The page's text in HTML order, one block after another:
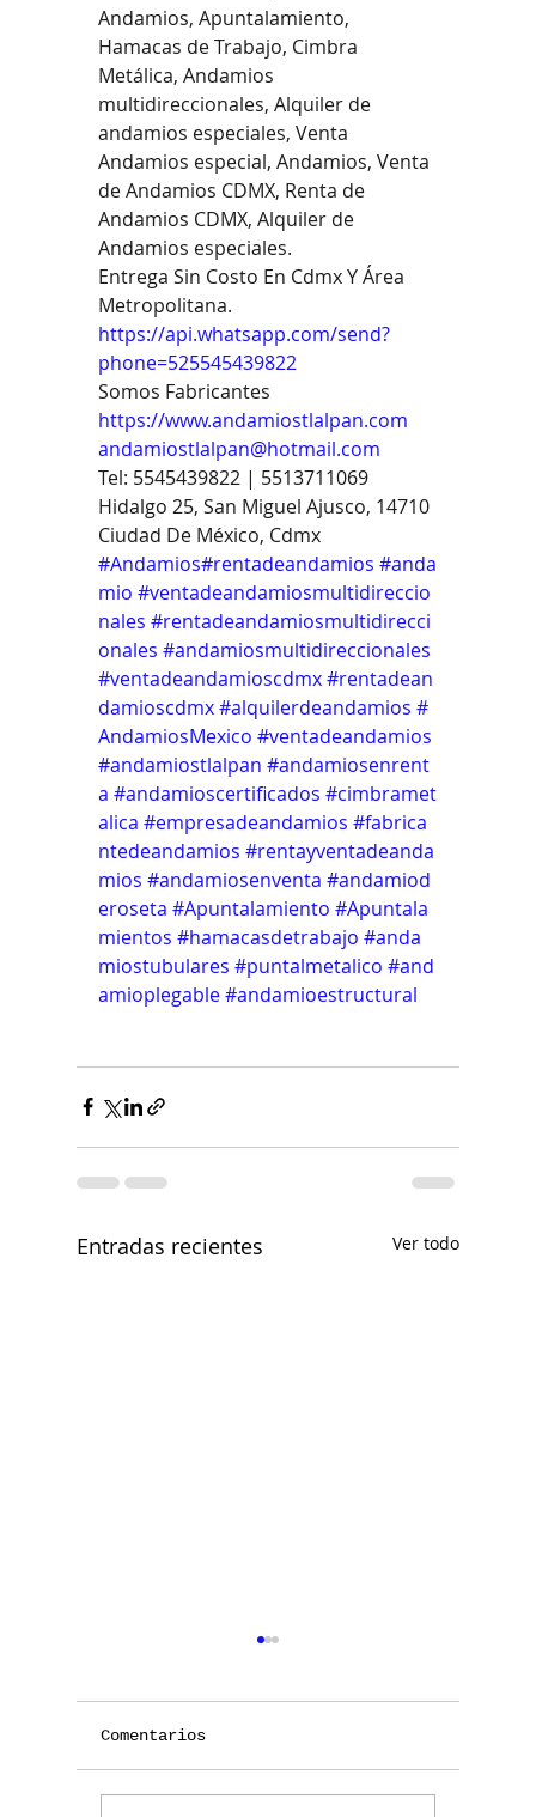
Andamios, Apuntalamiento,
Hamacas de Trabajo, Cimbra
Metálica, Andamios
multidireccionales, Alquiler de
andamios especiales, Venta
Andamios especial, Andamios, Venta
de Andamios CDMX, Renta de
Andamios CDMX, Alquiler de
Andamios especiales.
Entrega Sin Costo En Cdmx Y Área
Metropolitana.
https://api.whatsapp.com/send?
phone=525545439822
Somos Fabricantes
https://www.andamiostlalpan.com
andamiostlalpan@hotmail.com
Tel: 5545439822 | 5513711069
Hidalgo 25, San Miguel Ajusco, 14710
Ciudad De México, Cdmx
#Andamios#rentadeandamios #anda
mio #ventadeandamiosmultidireccio
nales #rentadeandamiosmultidirecci
onales #andamiosmultidireccionales
#ventadeandamioscdmx#rentadean
damioscdmx#alquilerdeandamios #
AndamiosMexico #ventadeandamios
#andamiostlalpan #andamiosenrent
a #andamioscertificados #cimbramet
alica #empresadeandamios #fabrica
ntedeandamios #rentayventadeanda
mios #andamiosenventa #andamiod
eroseta #Apuntalamiento #Apuntala
mientos #hamacasdetrabajo #anda
miostubulares #puntalmetalico #and
amioplegable#andamioestructural
Entradas recientes Ver todo
Comentarios